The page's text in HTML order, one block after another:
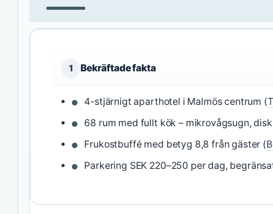
1 Bekräftade fakta
4-stjärnigt aparthotel i Malmös centrum (
68 rum med fullt kök – mikrovågsugn,
Frukostbuffé med betyg 8,8 från gäster (
Parkering SEK 220–250 per dag,